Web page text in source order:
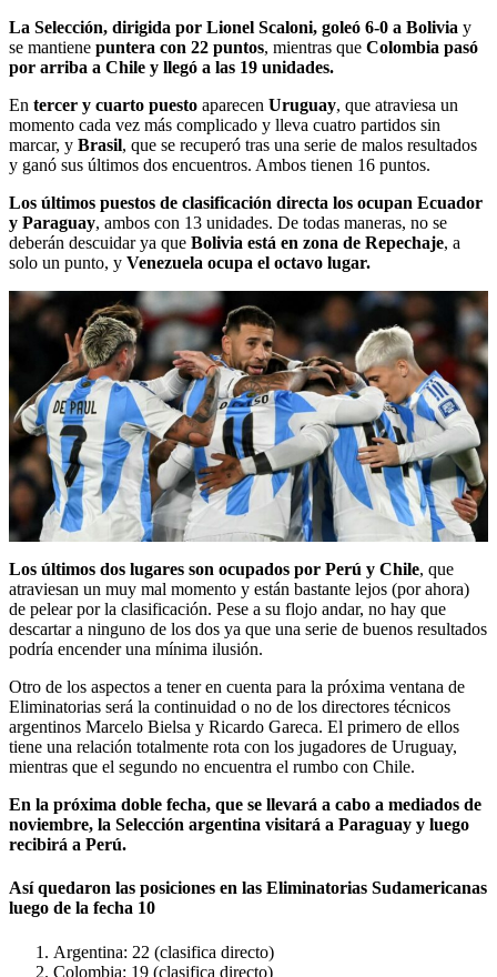
La Selección, dirigida por Lionel Scaloni, goleó 6-0 a Bolivia y
se mantiene puntera con 22 puntos, mientras que Colombia pasó
por arriba a Chile y llegó a las 19 unidades.
En tercer y cuarto puesto aparecen Uruguay, que atraviesa un
momento cada vez más complicado y lleva cuatro partidos sin
marcar, y Brasil, que se recuperó tras una serie de malos resultados
y ganó sus últimos dos encuentros. Ambos tienen 16 puntos.
Los últimos puestos de clasificación directa los ocupan Ecuador
y Paraguay, ambos con 13 unidades. De todas maneras, no se
deberán descuidar ya que Bolivia está en zona de Repechaje, a
solo un punto, y Venezuela ocupa el octavo lugar.
Los últimos dos lugares son ocupados por Perú y Chile, que
atraviesan un muy mal momento y están bastante lejos (por ahora)
de pelear por la clasificación. Pese a su flojo andar, no hay que
descartar a ninguno de los dos ya que una serie de buenos resultados
podría encender una mínima ilusión.
Otro de los aspectos a tener en cuenta para la próxima ventana de
Eliminatorias será la continuidad o no de los directores técnicos
argentinos Marcelo Bielsa y Ricardo Gareca. El primero de ellos
tiene una relación totalmente rota con los jugadores de Uruguay,
mientras que el segundo no encuentra el rumbo con Chile.
En la próxima doble fecha, que se llevará a cabo a mediados de
noviembre, la Selección argentina visitará a Paraguay y luego
recibirá a Perú.
Así quedaron las posiciones en las Eliminatorias Sudamericanas
luego de la fecha 10
Argentina: 22 (clasifica directo)
Colombia: 19 (clasifica directo)